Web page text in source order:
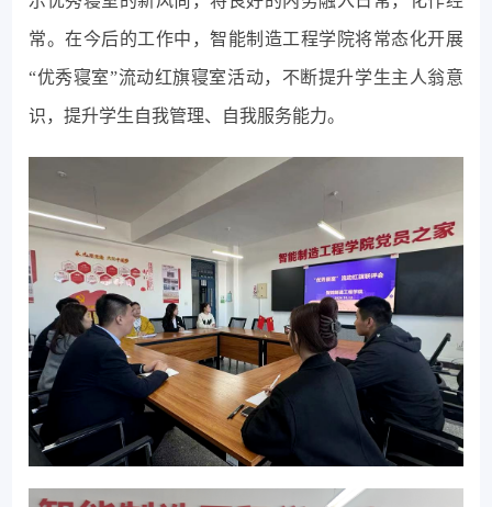
常。在今后的工作中，智能制造工程学院将常态化开展
“优秀寝室”流动红旗寝室活动，不断提升学生主人翁意
识，提升学生自我管理、自我服务能力。